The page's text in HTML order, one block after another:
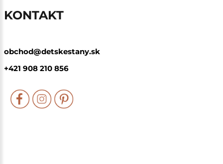
KONTAKT
obchod@detskestany.sk
+421 908 210 856